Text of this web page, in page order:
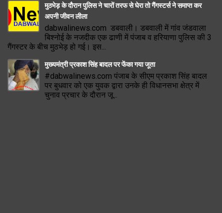
मुठभेड़ के दौरान पुलिस ने चारों तरफ से घेरा तो गैंगस्टर्स ने समाप्त कर
अपनी जीवन लीला
dabwalinews.com डबवाली। डबवाली में गांव जंडवाला
बिश्नोई के नजदीक एक ढाणी में पंजाब व हरियाणा पुलिस की 3
गैंगस्टर के बीच मुठभेड़ हो गई। इस...
मुख्यमंत्री प्रकाश सिंह बादल पर फेंका गया जूता
#dabwalinews.com पंजाब के सीएम प्रकाश सिंह बादल
पर बुधवार को एक युवक द्वारा उनके ही विधानसभा क्षेत्र में
चुनाव प्रचार के दौरान जू...